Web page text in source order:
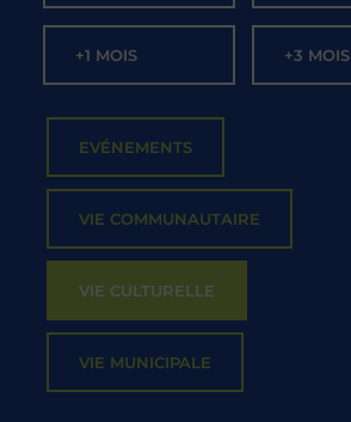
+1 MOIS +3 MOIS
EVÉNEMENTS
VIE COMMUNAUTAIRE
VIE CULTURELLE
VIE MUNICIPALE